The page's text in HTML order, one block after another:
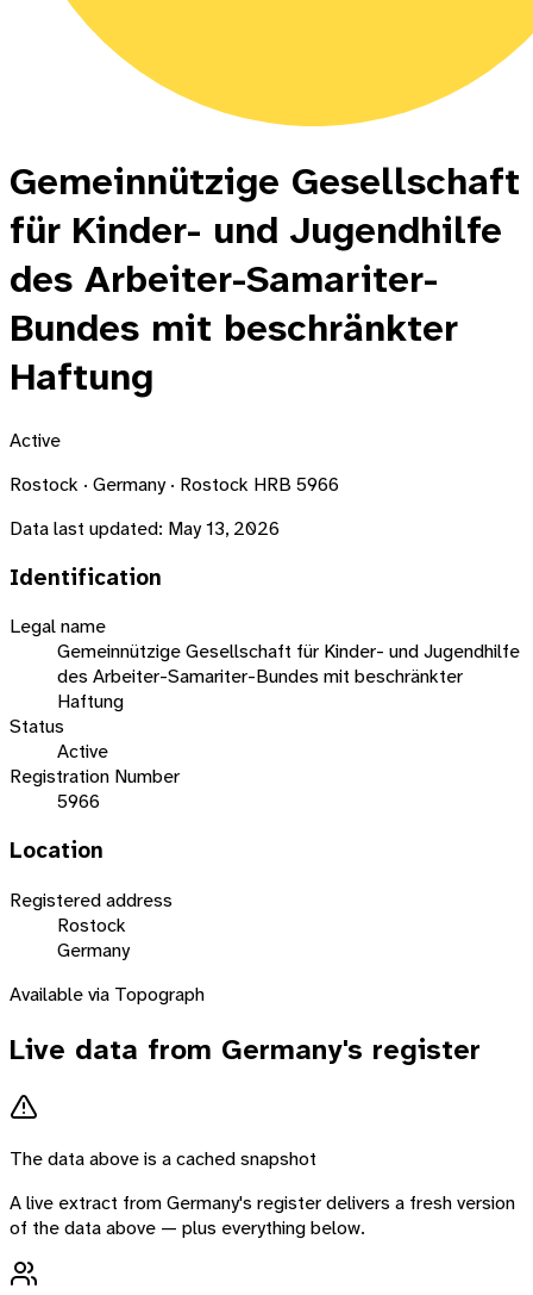
Gemeinnützige Gesellschaft
für Kinder- und Jugendhilfe
des Arbeiter-Samariter-
Bundes mit beschränkter
Haftung
Active
Rostock · Germany · Rostock HRB 5966
Data last updated: May 13, 2026
Identification
Legal name
Gemeinnützige Gesellschaft für Kinder- und Jugendhilfe
des Arbeiter-Samariter-Bundes mit beschränkter
Haftung
Status
Active
Registration Number
5966
Location
Registered address
Rostock
Germany
Available via Topograph
Live data from Germany's register
The data above is a cached snapshot
A live extract fromGermany's register delivers a fresh version
of the data above — plus everything below.